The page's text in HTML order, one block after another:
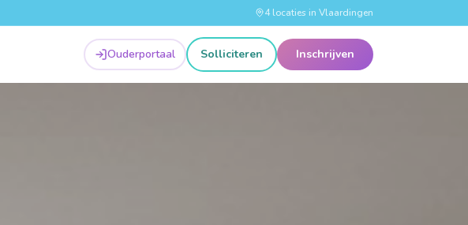
4 locaties in Vlaardingen
Ouderportaal Solliciteren Inschrijven